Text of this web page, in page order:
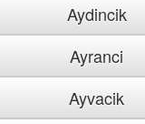
Aydincik
Ayranci
Ayvacik